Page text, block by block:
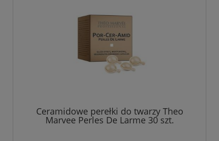
Ceramidowe perełki do twarzy Theo
Marvee Perles De Larme 30 szt.